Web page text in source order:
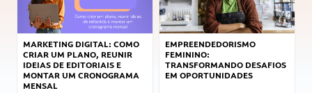
MARKETING DIGITAL: COMO
CRIAR UM PLANO, REUNIR
IDEIAS DE EDITORIAIS E
MONTAR UM CRONOGRAMA
MENSAL
EMPREENDEDORISMO
FEMININO:
TRANSFORMANDO DESAFIOS
EM OPORTUNIDADES